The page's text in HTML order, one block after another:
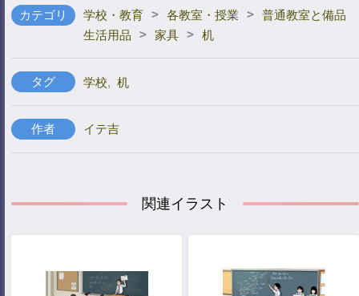
カテゴリ 学校・教育 > 各教室・授業 > 普通教室と備品
生活用品
> 家具 > 机
タグ 学校, 机
作者 イテ吉
関連イラスト